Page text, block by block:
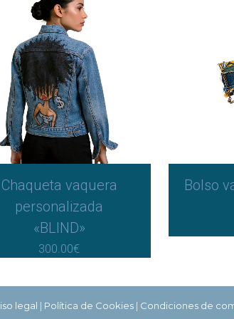
Chaqueta vaquera
personalizada
«BLIND»
300.00€
Bolso
legal | Política de Cookies | Condiciones de